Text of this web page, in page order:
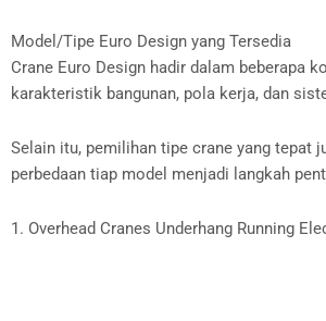
Model/Tipe Euro Design yang Tersedia
Crane Euro Design hadir dalam beberapa
karakteristik bangunan, pola kerja, dan
Selain itu, pemilihan tipe crane yang tepat
perbedaan tiap model menjadi langkah
1. Overhead Cranes Underhang Running